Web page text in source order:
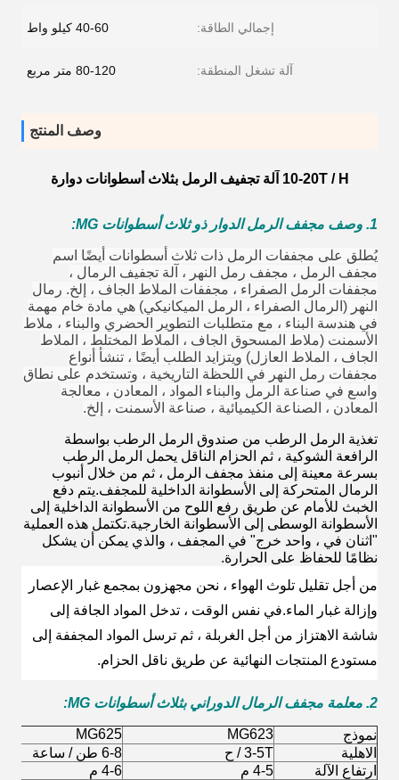
إجمالي الطاقة: 40-60 كيلو واط
آلة تشغل المنطقة: 80-120 متر مربع
وصف المنتج
10-20T / H آلة تجفيف الرمل بثلاث أسطوانات دوارة
1. وصف مجفف الرمل الدوار ذو ثلاث أسطوانات MG:
يُطلق على مجففات الرمل ذات ثلاث أسطوانات أيضًا اسم
مجفف الرمل ، مجفف رمل النهر ، آلة تجفيف الرمال ،
مجففات الرمل الصفراء ، مجففات الملاط الجاف ، إلخ. رمال
النهر (الرمال الصفراء ، الرمل الميكانيكي) هي مادة خام مهمة
في هندسة البناء ، مع متطلبات التطوير الحضري والبناء ، ملاط
​​الأسمنت (ملاط المسحوق الجاف ، الملاط المختلط ، الملاط
الجاف ، الملاط العازل) ويتزايد الطلب أيضًا ، تنشأ أنواع
مجففات رمل النهر في اللحظة التاريخية ، وتستخدم على نطاق
واسع في صناعة الرمل والبناء المواد ، المعادن ، معالجة
المعادن ، الصناعة الكيميائية ، صناعة الأسمنت ، إلخ.
تغذية الرمل الرطب من صندوق الرمل الرطب بواسطة
الرافعة الشوكية ، ثم الحزام الناقل يحمل الرمل الرطب
بسرعة معينة إلى منفذ مجفف الرمل ، ثم من خلال أنبوب
الرمال المتحركة إلى الأسطوانة الداخلية للمجفف.يتم دفع
الخبث للأمام عن طريق رفع اللوح من الأسطوانة الداخلية إلى
الأسطوانة الوسطى إلى الأسطوانة الخارجية.تكتمل هذه العملية
"اثنان في ، واحد خرج" في المجفف ، والذي يمكن أن يشكل
نظامًا للحفاظ على الحرارة.
من أجل تقليل تلوث الهواء ، نحن مجهزون بمجمع غبار الإعصار
وإزالة غبار الماء.في نفس الوقت ، تدخل المواد الجافة إلى
شاشة الاهتزاز من أجل الغربلة ، ثم ترسل المواد المجففة إلى
مستودع المنتجات النهائية عن طريق ناقل الحزام.
2. معلمة مجفف الرمال الدوراني بثلاث أسطوانات MG:
نموذج MG623
MG625
الاهلية
3-5T / ح 6-8 طن / ساعة
ارتفاع الآلة
4-5 م 4-6 م